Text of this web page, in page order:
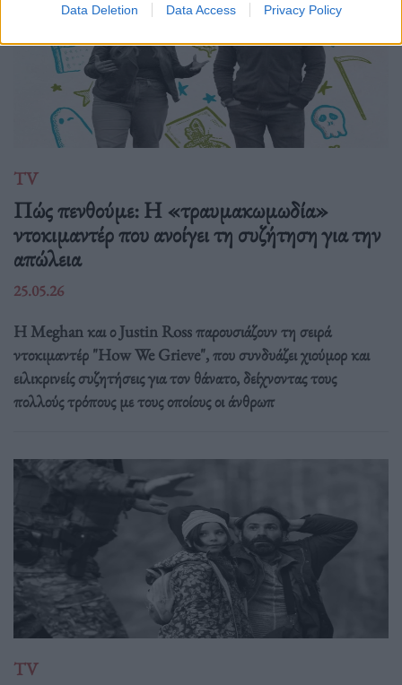
Data Deletion Data Access Privacy Policy
TV
Πώς πενθούμε: Η «τραυμακωμωδία»
ντοκιμαντέρ που ανοίγει τη συζήτηση για την
απώλεια
25.05.26
Η Meghan και ο Justin Ross παρουσιάζουν τη σειρά
ντοκιμαντέρ "How We Grieve", που συνδυάζει χιούμορ και
ειλικρινείς συζητήσεις για τον θάνατο, δείχνοντας τους
πολλούς τρόπους με τους οποίους οι άνθρωπ
TV